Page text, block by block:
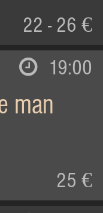
22 - 26 €
19:00
man
25 €